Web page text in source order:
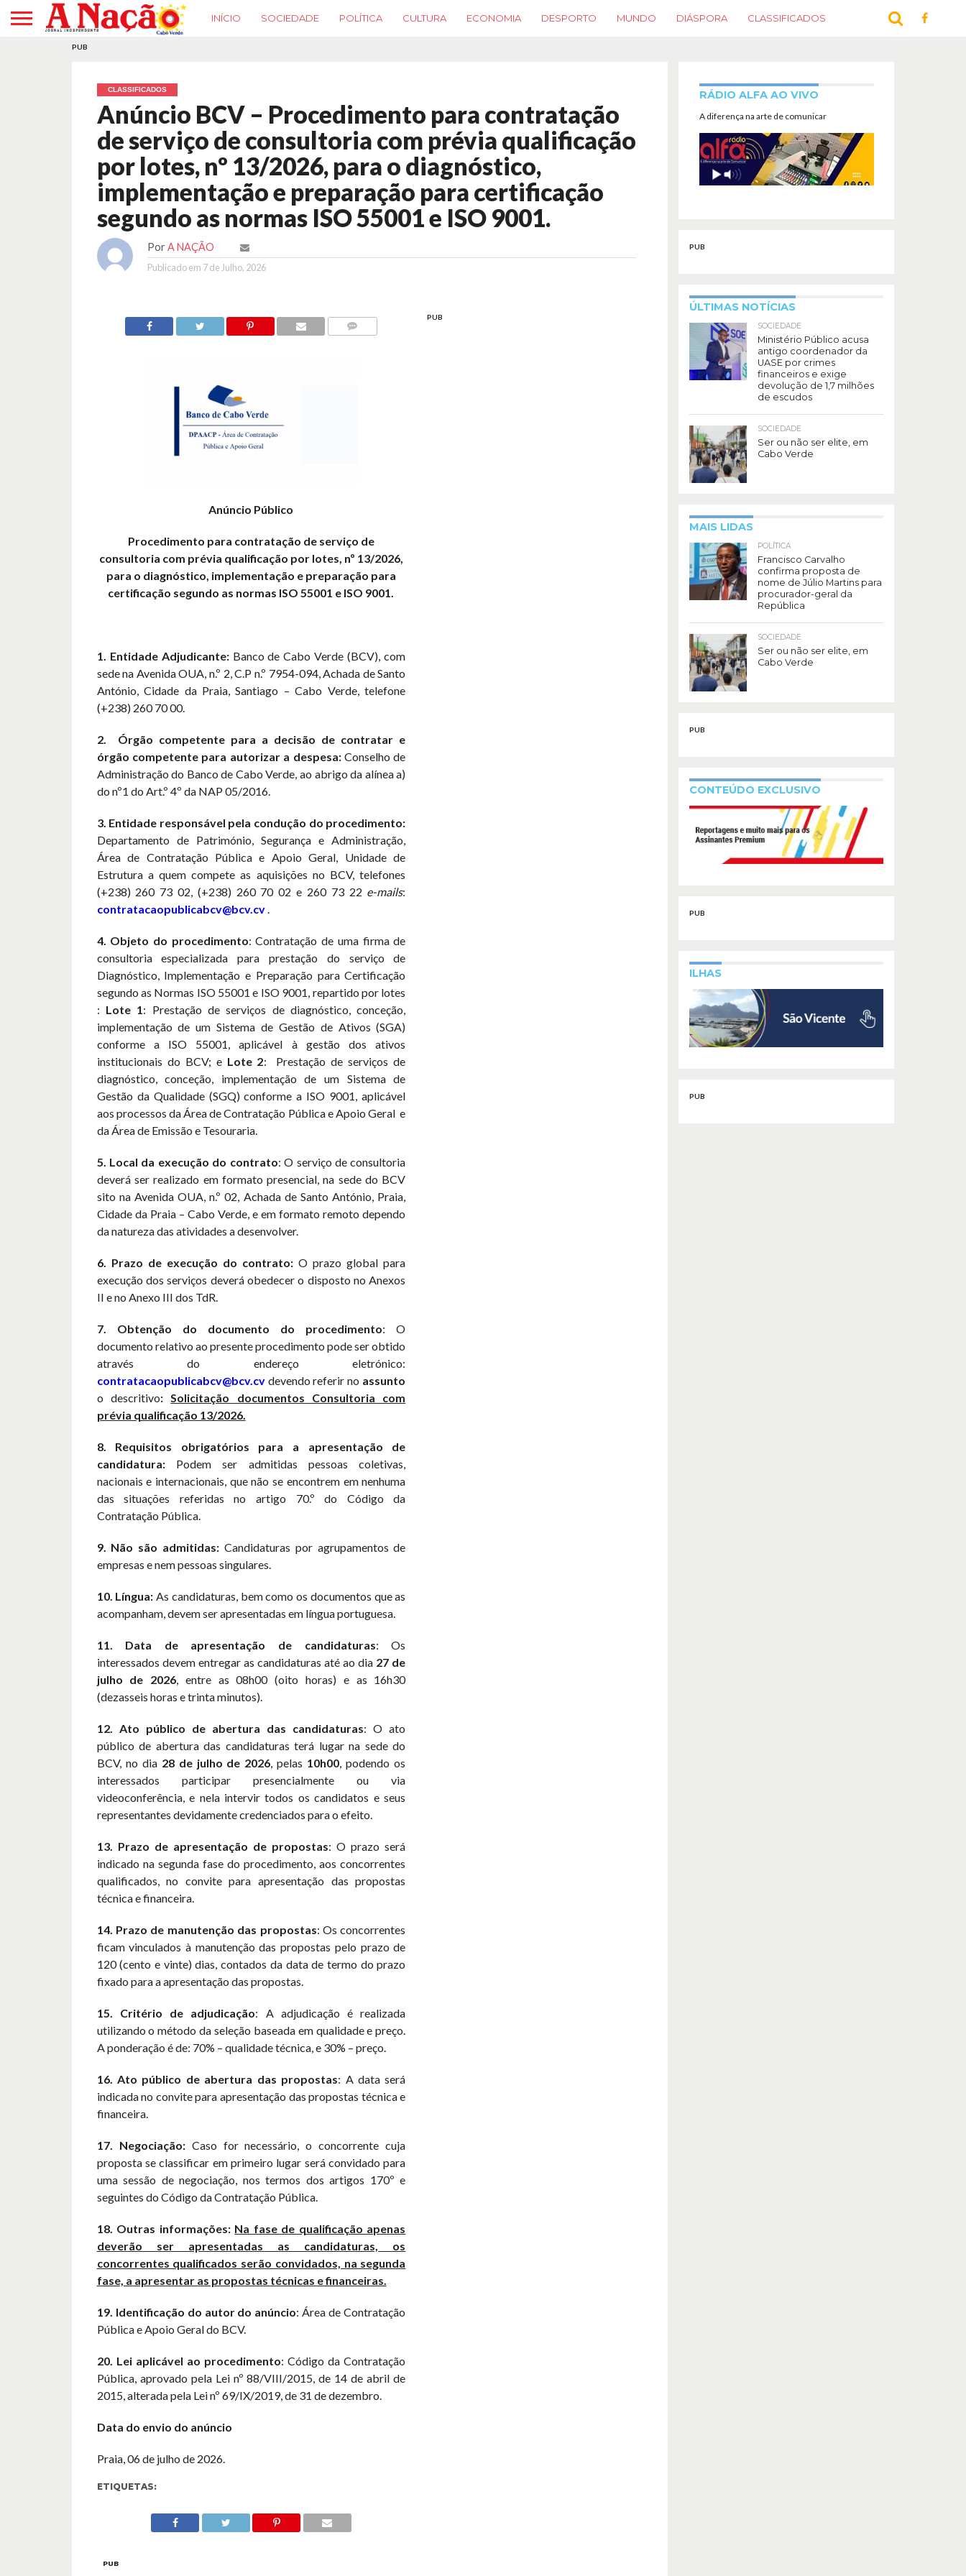
INÍCIO SOCIEDADE POLÍTICA CULTURA ECONOMIA DESPORTO MUNDO DIÁSPORA CLASSIFICADOS
PUB
CLASSIFICADOS
Anúncio BCV – Procedimento para contratação
de serviço de consultoria com prévia qualificação
por lotes, nº 13/2026, para o diagnóstico,
implementação e preparação para certificação
segundo as normas ISO 55001 e ISO 9001.
Por A NAÇÃO
Publicado em 7 de Julho, 2026
Anúncio Público
Procedimento para contratação de serviço de
consultoria com prévia qualificação por lotes, nº 13/2026,
para o diagnóstico, implementação e preparação para
certificação segundo as normas ISO 55001 e ISO 9001.
1. Entidade Adjudicante: Banco de Cabo Verde (BCV), com
sede na Avenida OUA, n.º 2, C.P n.º 7954-094, Achada de Santo
António, Cidade da Praia, Santiago – Cabo Verde, telefone
(+238) 260 70 00.
2. Órgão competente para a decisão de contratar e
órgão competente para autorizar a despesa: Conselho de
Administração do Banco de Cabo Verde, ao abrigo da alínea a)
do nº1 do Art.º 4º da NAP 05/2016.
3. Entidade responsável pela condução do procedimento:
Departamento de Património, Segurança e Administração,
Área de Contratação Pública e Apoio Geral, Unidade de
Estrutura a quem compete as aquisições no BCV, telefones
(+238) 260 73 02, (+238) 260 70 02 e 260 73 22 e-mails:
contratacaopublicabcv@bcv.cv.
4. Objeto do procedimento: Contratação de uma firma de
consultoria especializada para prestação do serviço de
Diagnóstico, Implementação e Preparação para Certificação
segundo as Normas ISO 55001 e ISO 9001, repartido por lotes
: Lote 1: Prestação de serviços de diagnóstico, conceção,
implementação de um Sistema de Gestão de Ativos (SGA)
conforme a ISO 55001, aplicável à gestão dos ativos
institucionais do BCV; e Lote 2: Prestação de serviços de
diagnóstico, conceção, implementação de um Sistema de
Gestão da Qualidade (SGQ) conforme a ISO 9001, aplicável
aos processos da Área de Contratação Pública e Apoio Geral e
da Área de Emissão e Tesouraria.
5. Local da execução do contrato: O serviço de consultoria
deverá ser realizado em formato presencial, na sede do BCV
sito na Avenida OUA, n.º 02, Achada de Santo António, Praia,
Cidade da Praia – Cabo Verde, e em formato remoto dependo
da natureza das atividades a desenvolver.
6. Prazo de execução do contrato:O prazo global para
execução dos serviços deverá obedecer o disposto no Anexos
II e no Anexo III dos TdR.
7. Obtenção do documento do procedimento: O
documento relativo ao presente procedimento pode ser obtido
através do endereço eletrónico:
contratacaopublicabcv@bcv.cvdevendo referir no assunto
o descritivo: Solicitação documentos Consultoria com
prévia qualificação 13/2026.
8. Requisitos obrigatórios para a apresentação de
candidatura: Podem ser admitidas pessoas coletivas,
nacionais e internacionais, que não se encontrem em nenhuma
das situações referidas no artigo 70.º do Código da
Contratação Pública.
9. Não são admitidas: Candidaturas por agrupamentos de
empresas e nem pessoas singulares.
10. Língua: As candidaturas, bem como os documentos que as
acompanham, devem ser apresentadas em língua portuguesa.
11. Data de apresentação de candidaturas: Os
interessados devem entregar as candidaturas até ao dia 27 de
julho de 2026, entre as 08h00 (oito horas) e as 16h30
(dezasseis horas e trinta minutos).
12. Ato público de abertura das candidaturas: O ato
público de abertura das candidaturas terá lugar na sede do
BCV, no dia 28 de julho de 2026, pelas 10h00, podendo os
interessados participar presencialmente ou via
videoconferência, e nela intervir todos os candidatos e seus
representantes devidamente credenciados para o efeito.
13. Prazo de apresentação de propostas: O prazo será
indicado na segunda fase do procedimento, aos concorrentes
qualificados, no convite para apresentação das propostas
técnica e financeira.
14. Prazo de manutenção das propostas: Os concorrentes
ficam vinculados à manutenção das propostas pelo prazo de
120 (cento e vinte) dias, contados da data de termo do prazo
fixado para a apresentação das propostas.
15. Critério de adjudicação: A adjudicação é realizada
utilizando o método da seleção baseada em qualidade e preço.
A ponderação é de: 70% – qualidade técnica, e 30% – preço.
16. Ato público de abertura das propostas: A data será
indicada no convite para apresentação das propostas técnica e
financeira.
17. Negociação:Caso for necessário, o concorrente cuja
proposta se classificar em primeiro lugar será convidado para
uma sessão de negociação, nos termos dos artigos 170º e
seguintes do Código da Contratação Pública.
18. Outras informações: Na fase de qualificação apenas
deverão ser apresentadas as candidaturas, os
concorrentes qualificados serão convidados, na segunda
fase, a apresentar as propostas técnicas e financeiras.
19. Identificação do autor do anúncio: Área de Contratação
Pública e Apoio Geral do BCV.
20. Lei aplicável ao procedimento: Código da Contratação
Pública, aprovado pela Lei nº 88/VIII/2015, de 14 de abril de
2015, alterada pela Lei nº 69/IX/2019, de 31 de dezembro.
Data do envio do anúncio
Praia, 06 de julho de 2026.
ETIQUETAS:
PUB
PUB
RÁDIO ALFA AO VIVO
A diferença na arte de comunicar
PUB
ÚLTIMAS NOTÍCIAS
SOCIEDADE
Ministério Público acusa
antigo coordenador da
UASE por crimes
financeiros e exige
devolução de 1,7 milhões
de escudos
SOCIEDADE
Ser ou não ser elite, em
Cabo Verde
MAIS LIDAS
POLÍTICA
Francisco Carvalho
confirma proposta de
nome de Júlio Martins para
procurador-geral da
República
SOCIEDADE
Ser ou não ser elite, em
Cabo Verde
PUB
CONTEÚDO EXCLUSIVO
PUB
ILHAS
PUB